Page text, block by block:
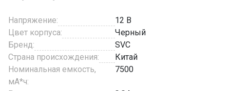
Напряжение:
12 B
Цвет корпуса:
Черный
Бренд:
SVC
Страна происхождения:
Китай
Номинальная емкость,
мА*ч:
7500